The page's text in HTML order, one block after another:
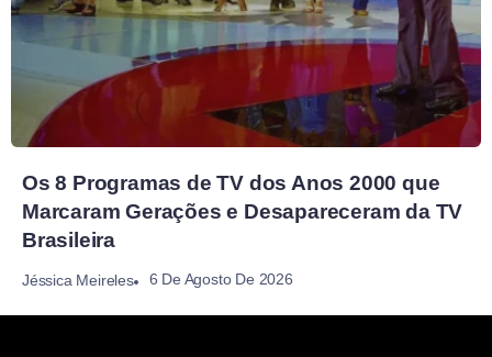
Os 8 Programas de TV dos Anos 2000 que
Marcaram Gerações e Desapareceram da TV
Brasileira
Jéssica Meireles 6 De Agosto De 2026